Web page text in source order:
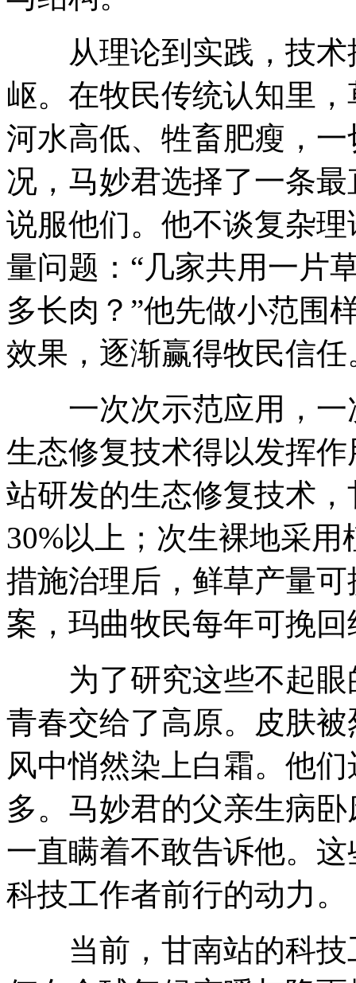
从理论到实践，技术
岖。在牧民传统认知里
河水高低、牲畜肥瘦，
况，马妙君选择了一条
说服他们。他不谈复杂
量问题：“几家共用一片
多长肉？”他先做小范围
效果，逐渐赢得牧民信任
一次次示范应用，一
生态修复技术得以发挥
站研发的生态修复技术
30%以上；次生裸地采
措施治理后，鲜草产量
案，玛曲牧民每年可挽
为了研究这些不起眼
青春交给了高原。皮肤
风中悄然染上白霜。他
多。马妙君的父亲生病
一直瞒着不敢告诉他。
科技工作者前行的动力。
当前，甘南站的科技